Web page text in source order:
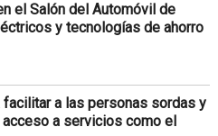
el Salón del Automóvil de
y tecnologías de ahorro
facilitar a las personas sordas y
a servicios como el